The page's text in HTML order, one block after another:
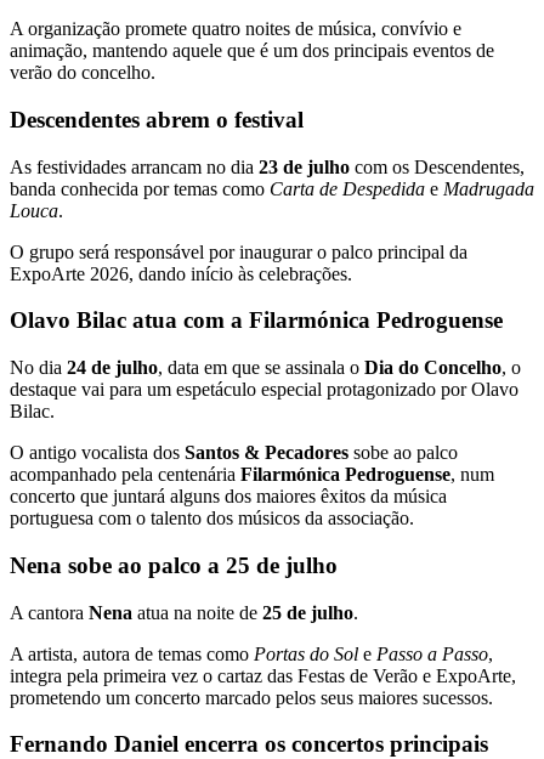
A organização promete quatro noites de música, convívio e
animação, mantendo aquele que é um dos principais eventos de
verão do concelho.
Descendentes abrem o festival
As festividades arrancam no dia 23 de julho com os Descendentes,
banda conhecida por temas como Carta de Despedida e Madrugada
Louca.
O grupo será responsável por inaugurar o palco principal da
ExpoArte 2026, dando início às celebrações.
Olavo Bilac atua com a Filarmónica Pedroguense
No dia 24 de julho, data em que se assinala o Dia do Concelho, o
destaque vai para um espetáculo especial protagonizado por Olavo
Bilac.
O antigo vocalista dos Santos & Pecadores sobe ao palco
acompanhado pela centenária Filarmónica Pedroguense, num
concerto que juntará alguns dos maiores êxitos da música
portuguesa com o talento dos músicos da associação.
Nena sobe ao palco a 25 de julho
A cantora Nena atua na noite de 25 de julho.
A artista, autora de temas como Portas do Sol e Passo a Passo,
integra pela primeira vez o cartaz das Festas de Verão e ExpoArte,
prometendo um concerto marcado pelos seus maiores sucessos.
Fernando Daniel encerra os concertos principais